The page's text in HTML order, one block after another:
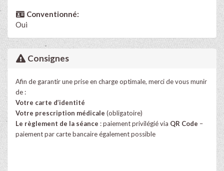
Conventionné:
Oui
Consignes
Afin de garantir une prise en charge optimale, merci de vous munir
de :
Votre carte d’identité
Votre prescription médicale (obligatoire)
Le règlement de la séance : paiement privilégié via QR Code –
paiement par carte bancaire également possible